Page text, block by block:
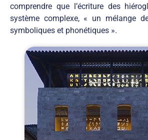
comprendre que l’écriture des
système complexe, « un mélange
symboliques et phonétiques ».